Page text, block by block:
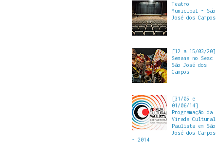
Teatro
Municipal - São
José dos Campos
[12 a 15/03/20]
Semana no Sesc
São José dos
Campos
[31/05 e
01/06/14]
Programação da
Virada Cultural
Paulista em São
José dos Campos
- 2014